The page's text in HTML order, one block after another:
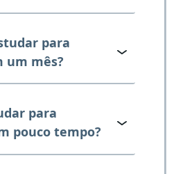
para
um mês?
para
pouco tempo?